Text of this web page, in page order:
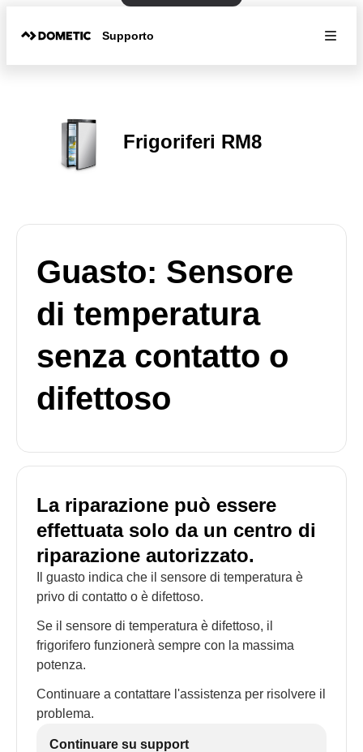
Supporto
Frigoriferi RM8
Guasto: Sensore
di temperatura
senza contatto o
difettoso
La riparazione può essere
effettuata solo da un centro di
riparazione autorizzato.
Il guasto indica che il sensore di temperatura è
privo di contatto o è difettoso.
Se il sensore di temperatura è difettoso, il
frigorifero funzionerà sempre con la massima
potenza.
Continuare a contattare l'assistenza per risolvere il
problema.
Continuare su support